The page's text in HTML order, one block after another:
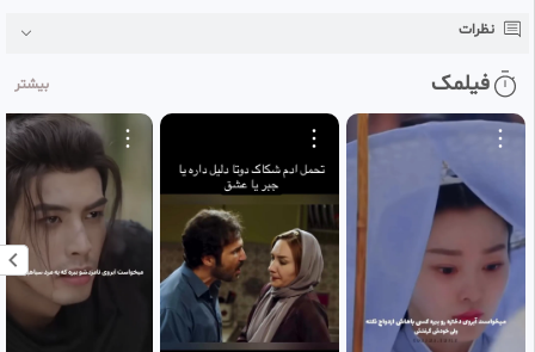
نظرات
فیلمک بیشتر